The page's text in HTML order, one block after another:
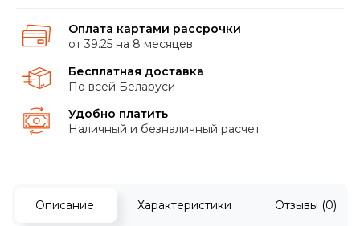
Оплата картами рассрочки
от 39.25 на 8 месяцев
Бесплатная доставка
По всей Беларуси
Удобно платить
Наличный и безналичный расчет
Описание Характеристики Отзывы (0)